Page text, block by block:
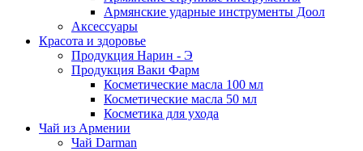
Армянские ударные инструменты Доол
Аксессуары
Красота и здоровье
Продукция Нарин - Э
Продукция Ваки Фарм
Косметические масла 100 мл
Косметические масла 50 мл
Косметика для ухода
Чай из Армении
Чай Darman